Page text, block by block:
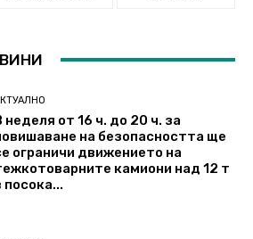
неделя от 16 ч. до 20 ч. за
на безопасността ще
ограничи движението на
камиони над 12 т
посока...